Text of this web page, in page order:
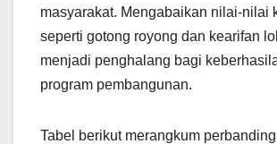
masyarakat. Mengabaikan nilai-nilai
seperti gotong royong dan kearifan
menjadi penghalang bagi
program pembangunan.
Tabel berikut merangkum